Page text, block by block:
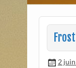
2